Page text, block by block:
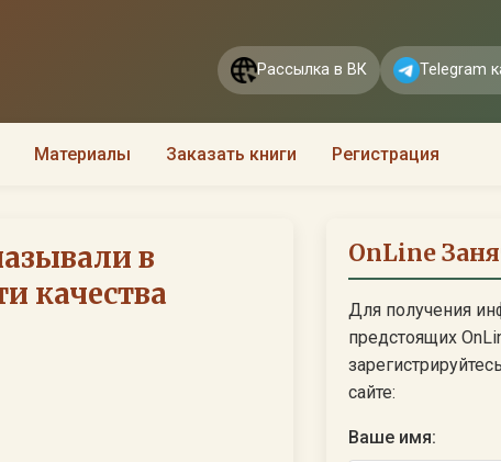
Рассылка в ВК Telegram
Материалы Заказать книги Регистрация
в
качества
OnLine
Для получения
предстоящих
сайте:
Ваше имя: